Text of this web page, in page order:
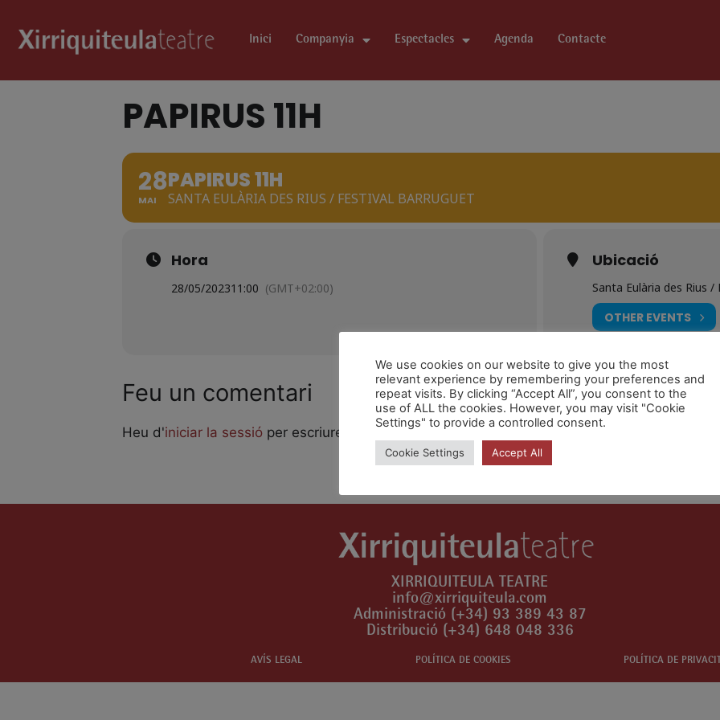
Inici Companyia Espectacles Agenda Contacte
PAPIRUS 11H
28
MAI
PAPIRUS 11H
SANTA EULÀRIA DES RIUS / FESTIVAL BARRUGUET
Hora
28/05/202311:00 (GMT+02:00)
Ubicació
Santa Eulària des Rius
OTHER EVENTS
Feu un comentari
Heu d'iniciar la sessió per escriure un comentari.
XIRRIQUITEULA TEATRE
info@xirriquiteula.com
Administració (+34) 93 389 43 87
Distribució (+34) 648 048 336
AVÍS LEGAL POLÍTICA DE COOKIES POLÍTICA DE
We use cookies on our website to give you the most
relevant experience by remembering your preferences and
repeat visits. By clicking “Accept All”, you consent to the
use of ALL the cookies. However, you may visit "Cookie
Settings" to provide a controlled consent.
Cookie Settings Accept All